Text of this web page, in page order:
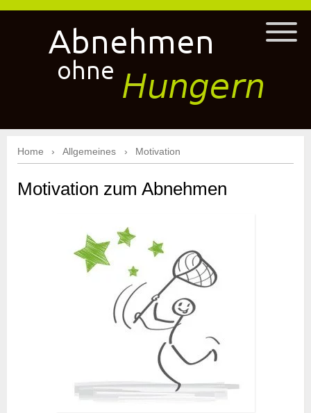
Home Allgemeines Motivation
Motivation zum Abnehmen